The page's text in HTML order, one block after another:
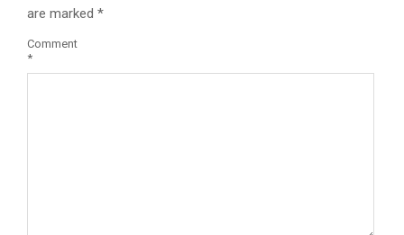
are marked *
Comment
*